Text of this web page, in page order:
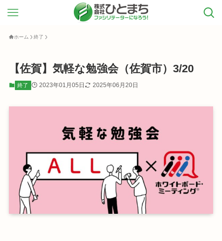
ホーム 終了
【佐賀】気軽な勉強会（佐賀市）3/20
終了 2023年01月05日 2025年06月20日